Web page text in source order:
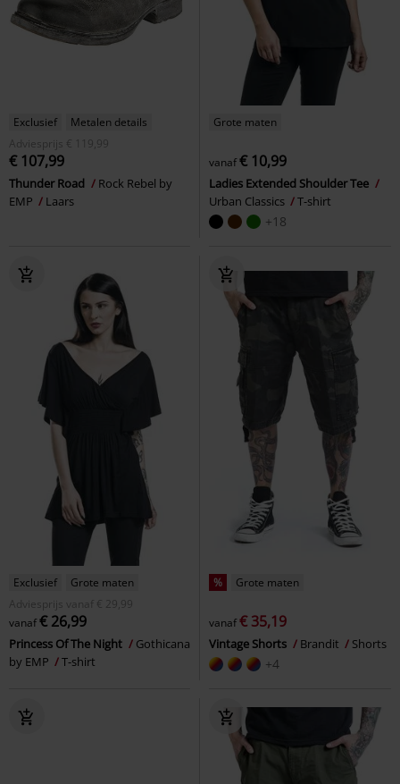
Exclusief
Metalen details
Adviesprijs
€ 119,99
€ 107,99
Thunder Road
Rock Rebel by
EMP
Laars
Grote maten
vanaf€ 10,99
Ladies Extended Shoulder Tee
Urban Classics
T-shirt
+18
Exclusief
Grote maten
Adviesprijs
vanaf € 29,99
vanaf€ 26,99
Princess Of The Night
Gothicana
by EMP
T-shirt
% Grote maten
vanaf€ 35,19
Vintage Shorts Brandit Shorts
+4